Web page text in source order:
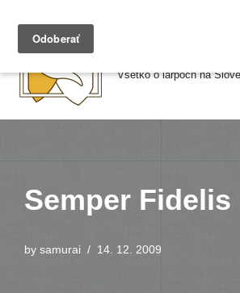
Preskočiť
Všetko o larpoch na
Semper Fidelis
by samurai 14. 12. 2009